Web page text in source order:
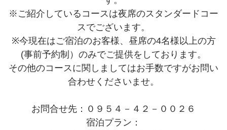
※ご紹介しているコースは夜席のスタンダードコー
スでございます。
※今現在はご宿泊のお客様、昼席の4名様以上の方
(事前予約制）のみでご提供をしております。
その他のコースに関しましてはお手数ですがお問い
合わせくださいませ。
お問合せ先：０９５４－４２－００２６
宿泊プラン：